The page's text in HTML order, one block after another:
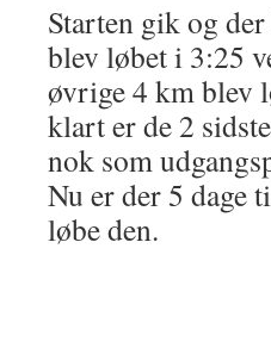
Starten gik og
blev løbet i 3:25
øvrige 4 km blev
klart er de 2
nok som
Nu er der 5 dage
løbe den.